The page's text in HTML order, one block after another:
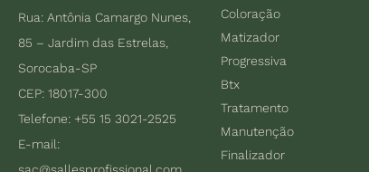
Rua: Antônia Camargo Nunes,
85 – Jardim das Estrelas,
Sorocaba-SP
CEP: 18017-300
Telefone: +55 15 3021-2525
E-mail:
Coloração
Matizador
Progressiva
Btx
Tratamento
Manutenção
Finalizador